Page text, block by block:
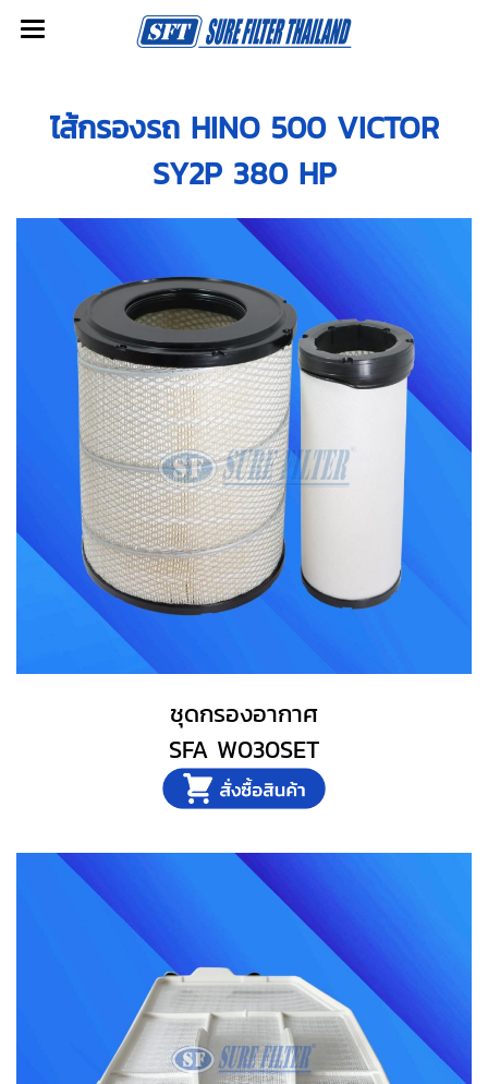
ไส้กรองรถ HINO 500 VICTOR
SY2P 380 HP
ชุดกรองอากาศ
SFA W030SET